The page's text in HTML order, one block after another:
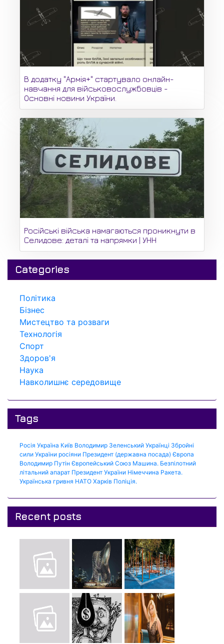
В додатку "Армія+" стартувало онлайн-
навчання для військовослужбовців -
Основні новини України.
Російські війська намагаються проникнути в
Селидове: деталі та напрямки | УНН
Categories
Політика
Бізнес
Мистецтво та розваги
Технологія
Спорт
Здоров'я
Наука
Навколишнє середовище
Tags
Росія Україна Київ Володимир Зеленський Українці Збройні
сили України росіяни Президент (державна посада) Європа
Володимир Путін Європейський Союз Машина. Безпілотний
літальний апарат Президент України Німеччина Ракета.
Українська гривня НАТО Харків Поліція.
Recent posts